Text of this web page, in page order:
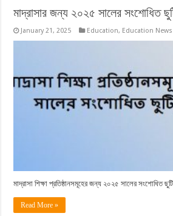
মাদ্রাসার জন্য ২০২৫ সালের সংশোধিত
January 21, 2025 Education, Education News
মাদ্রাসা শিক্ষা প্রতিষ্ঠানসমূহের জন্য ২০২৫ সালের সংশোধিত
Read More »